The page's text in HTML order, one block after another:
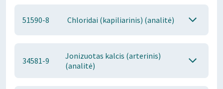
51590-8 Chloridai (kapiliarinis) (analitė)
34581-9
Jonizuotas kalcis (arterinis)
(analitė)